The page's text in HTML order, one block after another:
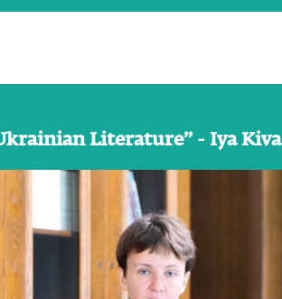
Literature” - Iya Kiva